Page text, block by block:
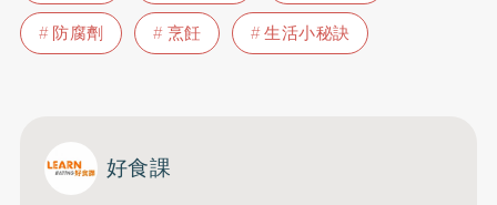
防腐劑
烹飪 生活小秘訣
好食課